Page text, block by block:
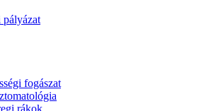
fogászat